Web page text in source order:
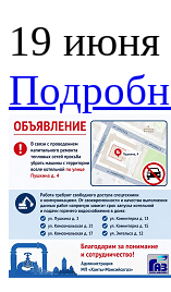
19 июня